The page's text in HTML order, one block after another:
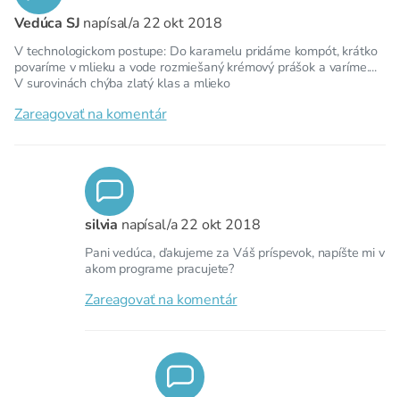
Vedúca SJ napísal/a 22 okt 2018
V technologickom postupe: Do karamelu pridáme kompót, krátko
povaríme v mlieku a vode rozmiešaný krémový prášok a varíme....
V surovinách chýba zlatý klas a mlieko
Zareagovať na komentár
silvia napísal/a22 okt 2018
Pani vedúca, ďakujeme za Váš príspevok, napíšte mi v
akom programe pracujete?
Zareagovať na komentár